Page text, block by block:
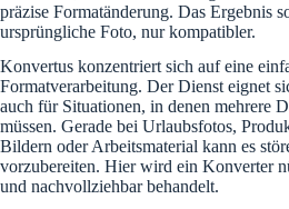
präzise Formatänderung. Das Ergebnis
ursprüngliche Foto, nur kompatibler.
Konvertus konzentriert sich auf eine
Formatverarbeitung. Der Dienst eignet
auch für Situationen, in denen mehrere
müssen. Gerade bei Urlaubsfotos,
Bildern oder Arbeitsmaterial kann es
vorzubereiten. Hier wird ein Konverter
und nachvollziehbar behandelt.